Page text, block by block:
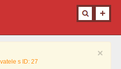
×
s ID: 27